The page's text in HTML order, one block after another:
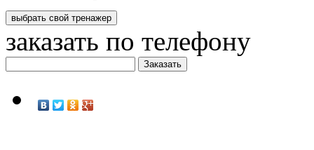
заказать по телефону